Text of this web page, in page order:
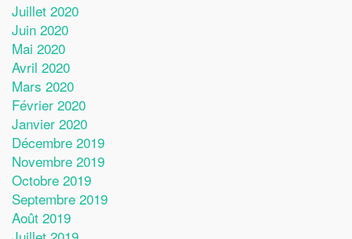
Juillet 2020
Juin 2020
Mai 2020
Avril 2020
Mars 2020
Février 2020
Janvier 2020
Décembre 2019
Novembre 2019
Octobre 2019
Septembre 2019
Août 2019